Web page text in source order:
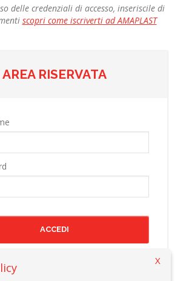
delle credenziali di accesso, inseriscile di
scopri come iscriverti ad AMAPLAST
AREA RISERVATA
X